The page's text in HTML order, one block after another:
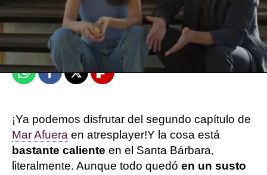
Victoria Esquilas
Publicado:23 de septiembre de 2025, 17:00
WhatsappFacebook
X Flipboard
¡Ya podemos disfrutar del segundo capítulo de
Mar Afuera en atresplayer!Y la cosa está
bastante caliente en el Santa Bárbara,
literalmente. Aunque todo quedó en un susto